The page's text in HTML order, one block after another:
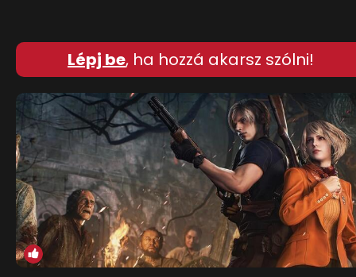
Lépj be, ha hozzá akarsz szólni!